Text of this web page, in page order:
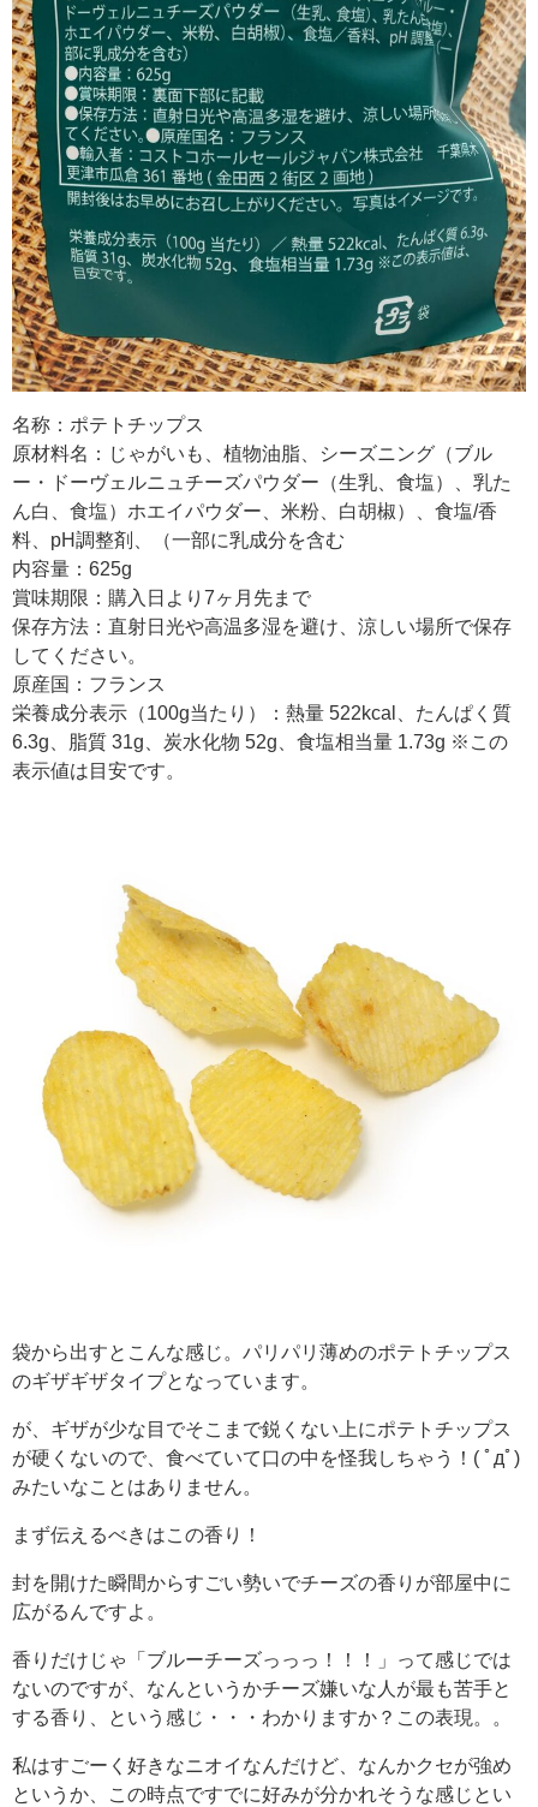
名称：ポテトチップス
原材料名：じゃがいも、植物油脂、シーズニング（ブル
ー・ドーヴェルニュチーズパウダー（生乳、食塩）、乳た
ん白、食塩）ホエイパウダー、米粉、白胡椒）、食塩/香
料、pH調整剤、（一部に乳成分を含む
内容量：625g
賞味期限：購入日より7ヶ月先まで
保存方法：直射日光や高温多湿を避け、涼しい場所で保存
してください。
原産国：フランス
栄養成分表示（100g当たり）：熱量 522kcal、たんぱく質
6.3g、脂質 31g、炭水化物 52g、食塩相当量 1.73g ※この
表示値は目安です。
袋から出すとこんな感じ。パリパリ薄めのポテトチップス
のギザギザタイプとなっています。
が、ギザが少な目でそこまで鋭くない上にポテトチップス
が硬くないので、食べていて口の中を怪我しちゃう！( ﾟдﾟ)
みたいなことはありません。
まず伝えるべきはこの香り！
封を開けた瞬間からすごい勢いでチーズの香りが部屋中に
広がるんですよ。
香りだけじゃ「ブルーチーズっっっ！！！」って感じでは
ないのですが、なんというかチーズ嫌いな人が最も苦手と
する香り、という感じ・・・わかりますか？この表現。。
私はすごーく好きなニオイなんだけど、なんかクセが強め
というか、この時点ですでに好みが分かれそうな感じとい